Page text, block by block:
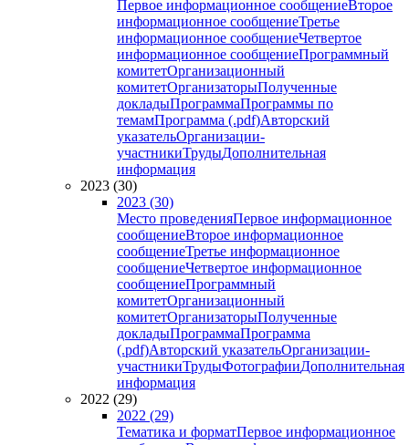
Первое информационное сообщениеВторое
информационное сообщениеТретье
информационное сообщениеЧетвертое
информационное сообщениеПрограммный
комитетОрганизационный
комитетОрганизаторыПолученные
докладыПрограммаПрограммы по
темамПрограмма (.pdf)Авторский
указательОрганизации-
участникиТрудыДополнительная
информация
2023 (30)
2023 (30)
Место проведенияПервое информационное
сообщениеВторое информационное
сообщениеТретье информационное
сообщениеЧетвертое информационное
сообщениеПрограммный
комитетОрганизационный
комитетОрганизаторыПолученные
докладыПрограммаПрограмма
(.pdf)Авторский указательОрганизации-
участникиТрудыФотографииДополнительная
информация
2022 (29)
2022 (29)
Тематика и форматПервое информационное